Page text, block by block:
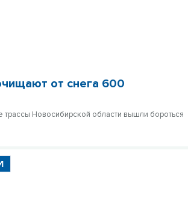
от снега 600
трассы Новосибирской области вышли бороться